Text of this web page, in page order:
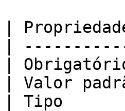
|
|
|
| Valor
| Tipo